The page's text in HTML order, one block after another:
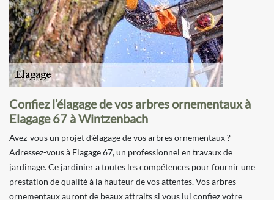
Confiez l’élagage de vos arbres ornementaux à
Elagage 67 à Wintzenbach
Avez-vous un projet d’élagage de vos arbres ornementaux ?
Adressez-vous à Elagage 67, un professionnel en travaux de
jardinage. Ce jardinier a toutes les compétences pour fournir une
prestation de qualité à la hauteur de vos attentes. Vos arbres
ornementaux auront de beaux attraits si vous lui confiez votre